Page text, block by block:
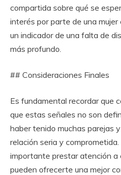
compartida sobre qué se
interés por parte de una
un indicador de una falta de
más profundo.
## Consideraciones Finales
Es fundamental recordar que
que estas señales no son
haber tenido muchas parejas
relación seria y comprometida.
importante prestar atención a
pueden ofrecerte una mejor